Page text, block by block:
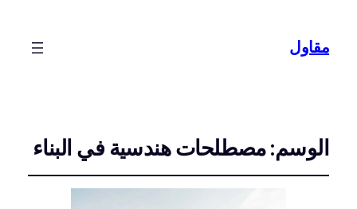
مقاول
الوسم:مصطلحات هندسية في البناء